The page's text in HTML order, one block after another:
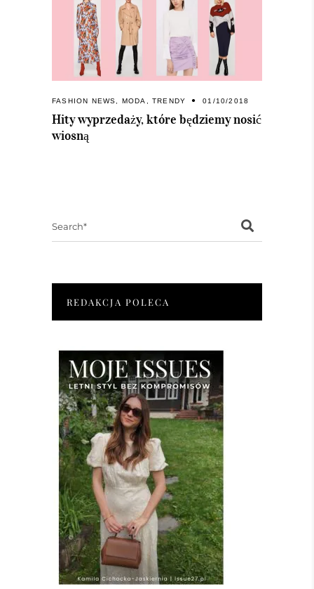
FASHION NEWS, MODA ,TRENDY 01/10/2018
Hity wyprzedaży, które będziemy nosić
wiosną
REDAKCJA POLECA